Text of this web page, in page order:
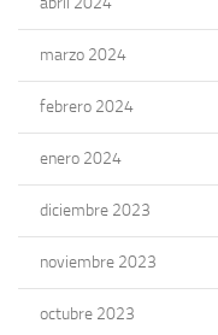
marzo 2024
febrero 2024
enero 2024
diciembre 2023
noviembre 2023
octubre 2023